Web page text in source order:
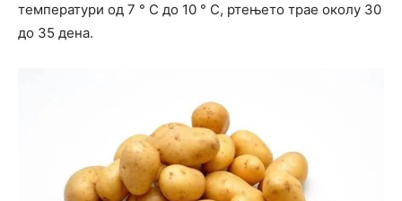
температури од 7 ° C до 10 ° C, ртењето трае околу 30
до 35 дена.